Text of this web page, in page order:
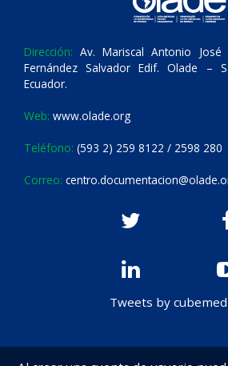
Dirección: Av. Mariscal Antonio
Fernández Salvador Edif. Olade –
Ecuador.
Web: www.olade.org
Teléfono: (593 2) 259 8122 / 2598 280
Correo:
Tweets by